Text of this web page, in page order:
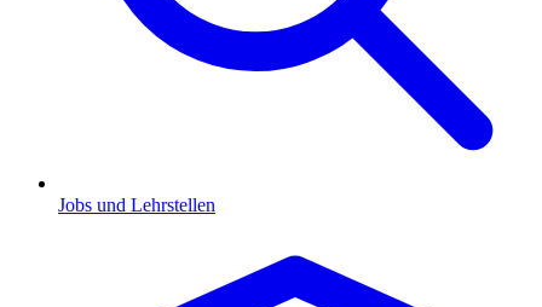
Jobs und Lehrstellen